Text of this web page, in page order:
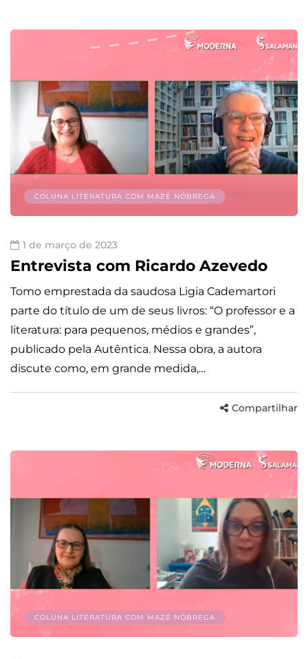
COLUNA LITERATURA COM MAZÉ NÓBREGA
1 de março de 2023
Entrevista com Ricardo Azevedo
Tomo emprestada da saudosa Ligia Cademartori
parte do título de um de seus livros: “O professor e a
literatura: para pequenos, médios e grandes”,
publicado pela Autêntica. Nessa obra, a autora
discute como, em grande medida,…
Compartilhar
COLUNA LITERATURA COM MAZÉ NÓBREGA